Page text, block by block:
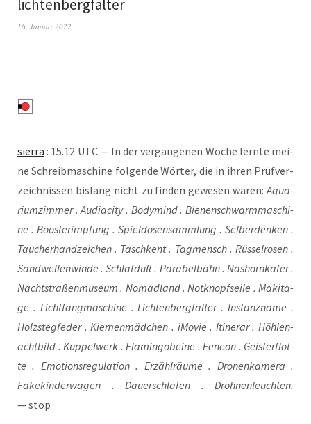
lichtenbergfalter
16. Januar 2022
sier­ra : 15.12 UTC — In der ver­gan­ge­nen Woche lern­te mei­
ne Schreib­ma­schi­ne fol­gen­de Wör­ter, die in ihren Prüf­ver­
zeich­nis­sen bis­lang nicht zu fin­den gewe­sen waren: Aqua­
ri­um­zim­mer . Audia­ci­ty . Body­mind . Bie­nen­schwarm­ma­schi­
ne . Boos­ter­imp­fung . Spiel­do­sen­samm­lung . Sel­ber­den­ken .
Tau­cher­hand­zei­chen . Tasch­kent . Tag­mensch . Rüs­sel­ro­sen .
Sand­wel­len­win­de . Schlaf­duft . Para­bel­bahn . Nas­horn­kä­fer .
Nacht­stra­ßen­mu­se­um . Nomad­land . Not­knopf­sei­le . Maki­ta­
ge . Licht­fang­ma­schi­ne . Lich­ten­berg­fal­ter . Instanz­na­me .
Holz­steg­fe­der . Kie­men­mäd­chen . iMo­vie . Itin­erar . Höh­le­n­
acht­bild . Kup­pel­werk . Fla­min­go­bei­ne . Fene­on . Geis­ter­flot­
te . Emo­ti­ons­re­gu­la­ti­on . Erzähl­räu­me . Dro­nen­ka­me­ra .
Fake­kin­der­wa­gen . Dau­er­schla­fen . Droh­nen­leuch­ten.
— stop